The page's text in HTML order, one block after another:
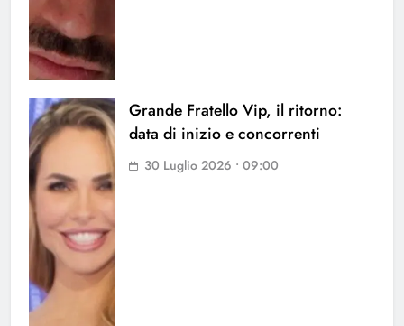
Grande Fratello Vip, il ritorno:
data di inizio e concorrenti
30 Luglio 2026 • 09:00